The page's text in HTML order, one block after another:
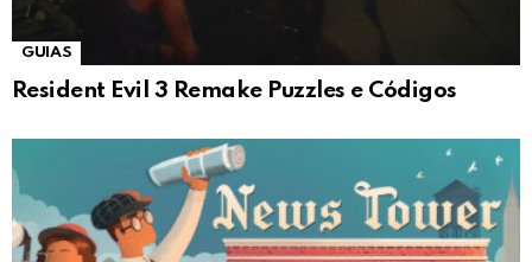
GUIAS
Resident Evil 3 Remake Puzzles e Códigos